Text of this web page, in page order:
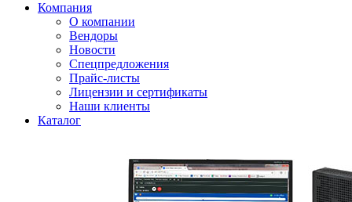
Компания
О компании
Вендоры
Новости
Спецпредложения
Прайс-листы
Лицензии и сертификаты
Наши клиенты
Каталог